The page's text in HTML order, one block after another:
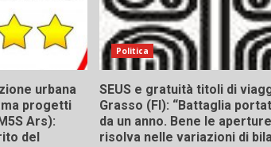
urbana
progetti
Ars):
del
Politica
SEUS e gratuità titoli di
Grasso (FI): “Battaglia
da un anno. Bene le
risolva nelle variazioni di